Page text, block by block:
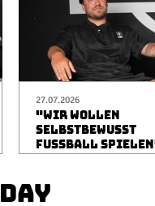
27.07.2026
"WIR WOLLEN
SELBSTBEWUSST
FUSSBALL